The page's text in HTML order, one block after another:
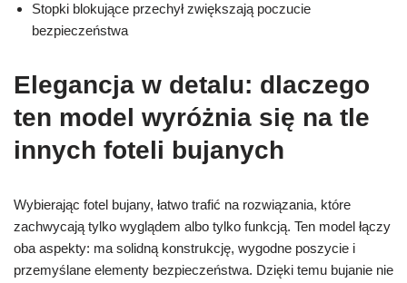
Stopki blokujące przechył zwiększają poczucie
bezpieczeństwa
Elegancja w detalu: dlaczego
ten model wyróżnia się na tle
innych foteli bujanych
Wybierając fotel bujany, łatwo trafić na rozwiązania, które
zachwycają tylko wyglądem albo tylko funkcją. Ten model łączy
oba aspekty: ma solidną konstrukcję, wygodne poszycie i
przemyślane elementy bezpieczeństwa. Dzięki temu bujanie nie